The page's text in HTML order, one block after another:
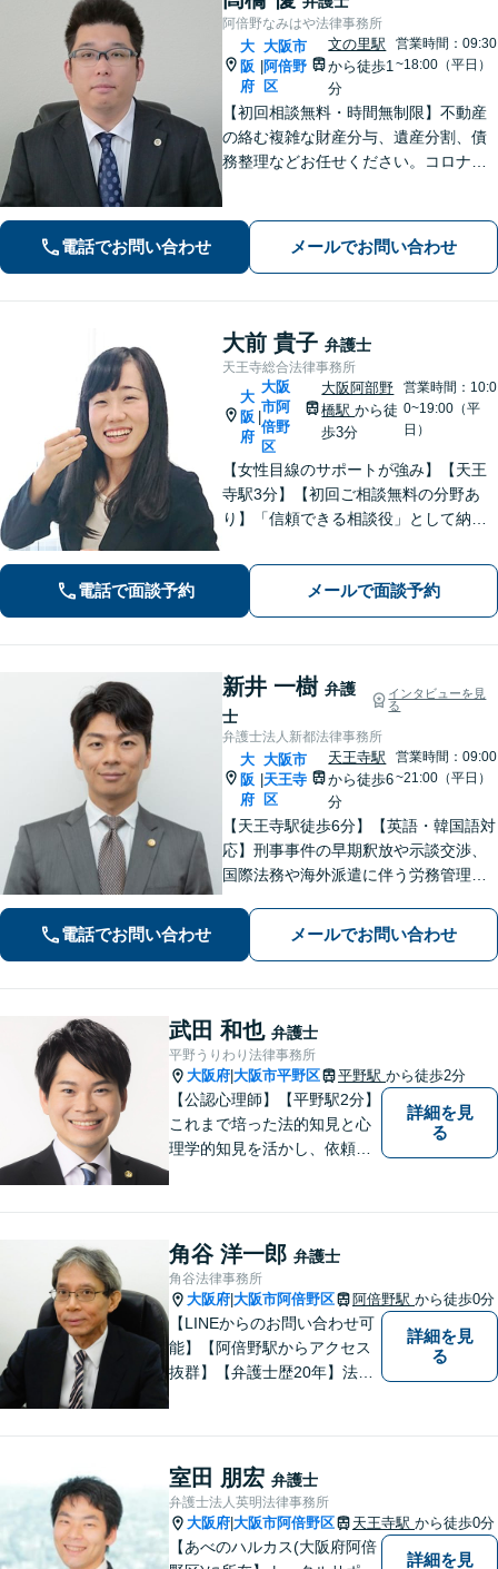
阿倍野なみはや法律事務所
大
阪
府
大阪市
阿倍野
区
文の里駅
から徒歩1
分
営業時間：09:30
~18:00（平日）
【初回相談無料・時間無制限】不動産
の絡む複雑な財産分与、遺産分割、債
務整理などお任せください。コロナ禍
添い、皆さまが安心して暮らせるよ
う、全力でお守りします。
電話でお問い合わせ メールでお問い合わせ
大前 貴子 弁護士
天王寺総合法律事務所
大
阪
府
大阪
市阿
倍野
区
大阪阿部野
橋駅から徒
歩3分
営業時間：10:0
0~19:00（平
日）
【女性目線のサポートが強み】【天王
寺駅3分】【初回ご相談無料の分野あ
り】「信頼できる相談役」として納得
問題】安心して相談できる環境・関係
づくりを心がけます【借金・債務整
理】経済状況に応じて適切な解決策を
ご提案します
電話で面談予約 メールで面談予約
新井 一樹 弁護
士
インタビューを見
る
弁護士法人新都法律事務所
大
阪
府
大阪市
天王寺
区
天王寺駅
から徒歩6
分
営業時間：09:00
~21:00（平日）
【天王寺駅徒歩6分】【英語・韓国語対
応】刑事事件の早期釈放や示談交渉、
国際法務や海外派遣に伴う労務管理、
お任せください。法律のプロフェッシ
ョナルが、途を切り拓くお手伝いを致
電話でお問い合わせ メールでお問い合わせ
武田 和也 弁護士
平野うりわり法律事務所
大阪府 大阪市平野区 平野駅 から徒歩2分
【公認心理師】【平野駅2分】
これまで培った法的知見と心
理学的知見を活かし、依頼者
も、まずはご相談ください。
詳細を見
る
角谷 洋一郎 弁護士
角谷法律事務所
大阪府 大阪市阿倍野区 阿倍野駅 から徒歩0分
【LINEからのお問い合わせ可
能】【阿倍野駅からアクセス
抜群】【弁護士歴20年】法テ
トップ対応が強み！交通事故
／遺産分割／離婚／債務整理
／その他
詳細を見
る
室田 朋宏 弁護士
弁護士法人英明法律事務所
大阪府 大阪市阿倍野区 天王寺駅 から徒歩0分
【あべのハルカス(大阪府阿倍
詳細を見